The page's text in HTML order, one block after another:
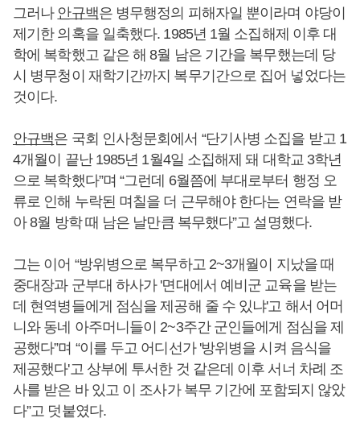
그러나 안규백은 병무행정의 피해자일 뿐이라며 야당이
제기한 의혹을 일축했다. 1985년 1월 소집해제 이후 대
학에 복학했고 같은 해 8월 남은 기간을 복무했는데 당
시 병무청이 재학기간까지 복무기간으로 집어 넣었다는
것이다.
안규백은 국회 인사청문회에서 “단기사병 소집을 받고 1
4개월이 끝난 1985년 1월4일 소집해제 돼 대학교 3학년
으로 복학했다”며 “그런데 6월쯤에 부대로부터 행정 오
류로 인해 누락된 며칠을 더 근무해야 한다는 연락을 받
아 8월 방학 때 남은 날만큼 복무했다”고 설명했다.
그는 이어 “방위병으로 복무하고 2~3개월이 지났을 때
중대장과 군부대 하사가 '면대에서 예비군 교육을 받는
데 현역병들에게 점심을 제공해 줄 수 있냐'고 해서 어머
니와 동네 아주머니들이 2~3주간 군인들에게 점심을 제
공했다”며 “이를 두고 어디선가 '방위병을 시켜 음식을
제공했다'고 상부에 투서한 것 같은데 이후 서너 차례 조
사를 받은 바 있고 이 조사가 복무 기간에 포함되지 않았
다”고 덧붙였다.